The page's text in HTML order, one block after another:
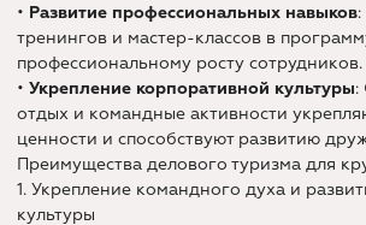
• Развитие профессиональных навыков
тренингов и мастер-классов в
профессиональному росту сотрудников.
• Укрепление корпоративной культуры:
отдых и командные активности
ценности и способствуют развитию
Преимущества делового туризма для
1. Укрепление командного духа и
культуры